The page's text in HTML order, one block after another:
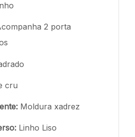
2 porta
cru
Moldura xadrez
Linho Liso